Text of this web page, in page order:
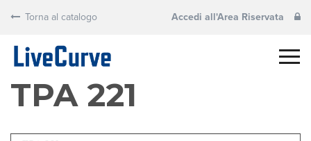
Torna al catalogo Accedi all'Area Riservata
TPA 221